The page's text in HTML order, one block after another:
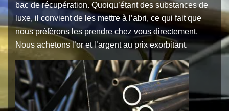
bac de récupération. Quoiqu’étant des substances de
luxe, il convient de les mettre à l’abri, ce qui fait que
nous préférons les prendre chez vous directement.
Nous achetons l’or et l’argent au prix exorbitant.